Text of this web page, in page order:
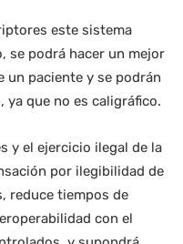
este sistema
se podrá hacer un mejor
un paciente y se podrán
que no es caligráfico.
y el ejercicio ilegal de la
por ilegibilidad de
reduce tiempos de
con el